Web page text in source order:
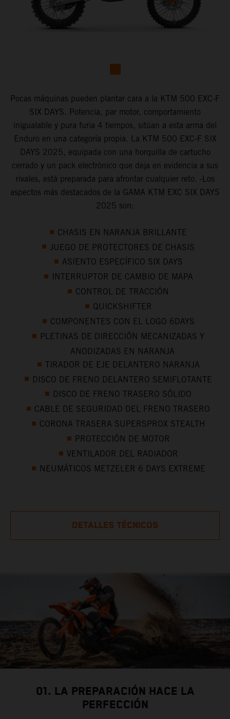
Pocas máquinas pueden plantar cara a la KTM 500 EXC-F
SIX DAYS. Potencia, par motor, comportamiento
inigualable y pura furia 4 tiempos, sitúan a esta arma del
Enduro en una categoría propia. La KTM 500 EXC-F SIX
DAYS 2025, equipada con una horquilla de cartucho
cerrado y un pack electrónico que deja en evidencia a sus
rivales, está preparada para afrontar cualquier reto. -Los
aspectos más destacados de la GAMA KTM EXC SIX DAYS
2025 son:
CHASIS EN NARANJA BRILLANTE
JUEGO DE PROTECTORES DE CHASIS
ASIENTO ESPECÍFICO SIX DAYS
INTERRUPTOR DE CAMBIO DE MAPA
CONTROL DE TRACCIÓN
QUICKSHIFTER
COMPONENTES CON EL LOGO 6DAYS
PLETINAS DE DIRECCIÓN MECANIZADAS Y
ANODIZADAS EN NARANJA
TIRADOR DE EJE DELANTERO NARANJA
DISCO DE FRENO DELANTERO SEMIFLOTANTE
DISCO DE FRENO TRASERO SÓLIDO
CABLE DE SEGURIDAD DEL FRENO TRASERO
CORONA TRASERA SUPERSPROX STEALTH
PROTECCIÓN DE MOTOR
VENTILADOR DEL RADIADOR
NEUMÁTICOS METZELER 6 DAYS EXTREME
DETALLES TÉCNICOS
01. LA PREPARACIÓN HACE LA
PERFECCIÓN